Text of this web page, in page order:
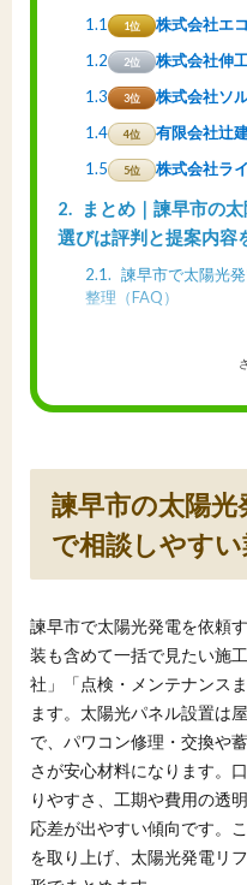
1.1 1位 株式会社エ
1.2 2位 株式会社伸
1.3 3位 株式会社ソ
1.4 4位 有限会社辻
1.5 5位 株式会社ラ
2
まとめ｜諫早市の
選びは評判と提案内容
2.1
諫早市で太陽光
整理（FAQ）
諫早市の太陽光
で相談しやす
諫早市で太陽光発電を依頼
装も含めて一括で見たい施
社」「点検・メンテナンス
ます。太陽光パネル設置は
で、パワコン修理・交換や
さが安心材料になります。
りやすさ、工期や費用の透
応差が出やすい傾向です。
を取り上げ、太陽光発電リ